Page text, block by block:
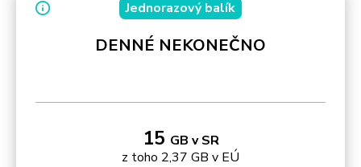
Jednorazový balík
DENNÉ NEKONEČNO
15 GB v SR
z toho 2,37 GB v EÚ